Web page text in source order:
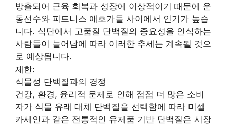
방출되어 근육 회복과 성장에 이상적이기 때문에 운
동선수와 피트니스 애호가들 사이에서 인기가 높습
니다. 식단에서 고품질 단백질의 중요성을 인식하는
사람들이 늘어남에 따라 이러한 추세는 계속될 것으
로 예상됩니다.
제한:
식물성 단백질과의 경쟁
건강, 환경, 윤리적 문제로 인해 점점 더 많은 소비
자가 식물 유래 대체 단백질을 선택함에 따라 미셀
카세인과 같은 전통적인 유제품 기반 단백질은 시장